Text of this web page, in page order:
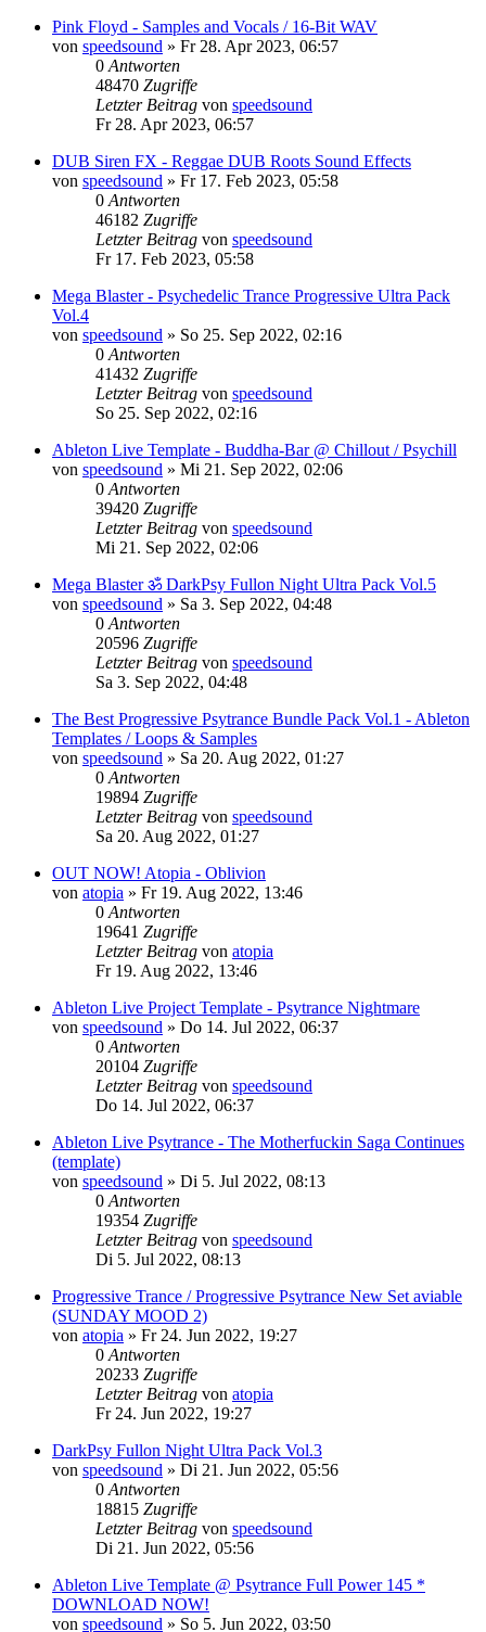
Pink Floyd - Samples and Vocals / 16-Bit WAV
von speedsound » Fr 28. Apr 2023, 06:57
0 Antworten
48470 Zugriffe
Letzter Beitrag von speedsound
Fr 28. Apr 2023, 06:57
DUB Siren FX - Reggae DUB Roots Sound Effects
von speedsound » Fr 17. Feb 2023, 05:58
0 Antworten
46182 Zugriffe
Letzter Beitrag von speedsound
Fr 17. Feb 2023, 05:58
Mega Blaster - Psychedelic Trance Progressive Ultra Pack
Vol.4
von speedsound » So 25. Sep 2022, 02:16
0 Antworten
41432 Zugriffe
Letzter Beitrag von speedsound
So 25. Sep 2022, 02:16
Ableton Live Template - Buddha-Bar @ Chillout / Psychill
von speedsound » Mi 21. Sep 2022, 02:06
0 Antworten
39420 Zugriffe
Letzter Beitrag von speedsound
Mi 21. Sep 2022, 02:06
Mega Blaster ॐ DarkPsy Fullon Night Ultra Pack Vol.5
von speedsound » Sa 3. Sep 2022, 04:48
0 Antworten
20596 Zugriffe
Letzter Beitrag von speedsound
Sa 3. Sep 2022, 04:48
The Best Progressive Psytrance Bundle Pack Vol.1 - Ableton
Templates / Loops & Samples
von speedsound » Sa 20. Aug 2022, 01:27
0 Antworten
19894 Zugriffe
Letzter Beitrag von speedsound
Sa 20. Aug 2022, 01:27
OUT NOW! Atopia - Oblivion
von atopia » Fr 19. Aug 2022, 13:46
0 Antworten
19641 Zugriffe
Letzter Beitrag von atopia
Fr 19. Aug 2022, 13:46
Ableton Live Project Template - Psytrance Nightmare
von speedsound » Do 14. Jul 2022, 06:37
0 Antworten
20104 Zugriffe
Letzter Beitrag von speedsound
Do 14. Jul 2022, 06:37
Ableton Live Psytrance - The Motherfuckin Saga Continues
(template)
von speedsound » Di 5. Jul 2022, 08:13
0 Antworten
19354 Zugriffe
Letzter Beitrag von speedsound
Di 5. Jul 2022, 08:13
Progressive Trance / Progressive Psytrance New Set aviable
(SUNDAY MOOD 2)
von atopia » Fr 24. Jun 2022, 19:27
0 Antworten
20233 Zugriffe
Letzter Beitrag von atopia
Fr 24. Jun 2022, 19:27
DarkPsy Fullon Night Ultra Pack Vol.3
von speedsound » Di 21. Jun 2022, 05:56
0 Antworten
18815 Zugriffe
Letzter Beitrag von speedsound
Di 21. Jun 2022, 05:56
Ableton Live Template @ Psytrance Full Power 145 *
DOWNLOAD NOW!
von speedsound » So 5. Jun 2022, 03:50